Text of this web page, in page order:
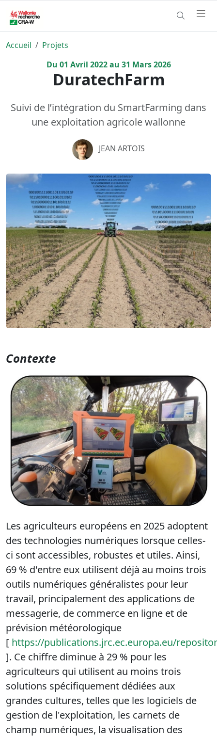
Accueil
Projets
Du 01 Avril 2022 au 31 Mars2026
DuratechFarm
Suivi de l’intégration du SmartFarming dans
une exploitation agricole wallonne
JEAN ARTOIS
Contexte
Les agriculteurs européens en 2025 adoptent
des technologies numériques lorsque celles-
ci sont accessibles, robustes et utiles. Ainsi,
69 % d'entre eux utilisent déjà au moins trois
outils numériques généralistes pour leur
travail, principalement des applications de
messagerie, de commerce en ligne et de
prévision météorologique
[ https://publications.jrc.ec.europa.eu/
]. Ce chiffre diminue à 29 % pour les
agriculteurs qui utilisent au moins trois
solutions spécifiquement dédiées aux
grandes cultures, telles que les logiciels de
gestion de l'exploitation, les carnets de
champ numériques, la visualisation des